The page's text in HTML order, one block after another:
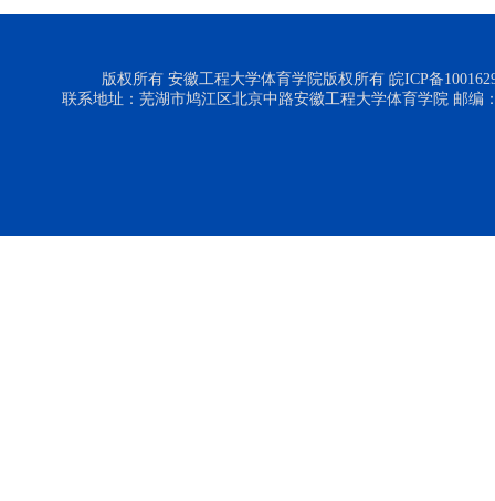
版权所有 安徽工程大学体育学院版权所有 皖ICP备
联系地址：芜湖市鸠江区北京中路安徽工程大学体育学院 邮编